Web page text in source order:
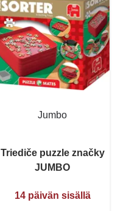
Jumbo
Triediče puzzle značky
JUMBO
14 päivän sisällä